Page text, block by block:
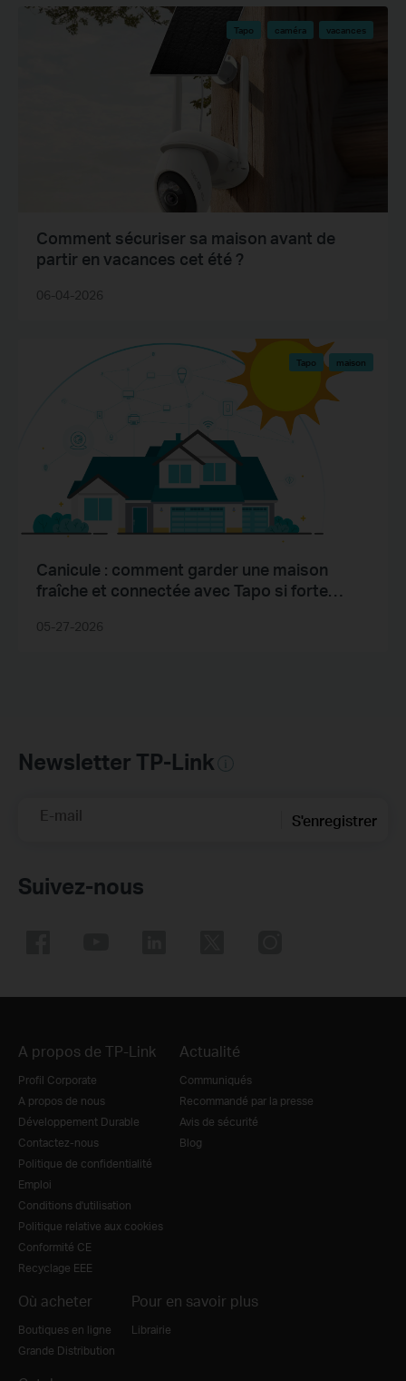
Tapo caméra vacances
Comment sécuriser sa maison avant de
partir en vacances cet été ?
06-04-2026
Tapo maison
Canicule : comment garder une maison
fraîche et connectée avec Tapo si forte
05-27-2026
Newsletter TP-Link
E-mail S'enregistrer
Suivez-nous
A propos de TP-Link
Profil Corporate
A propos de nous
Développement Durable
Contactez-nous
Politique de confidentialité
Emploi
Conditions d'utilisation
Politique relative aux cookies
Conformité CE
Recyclage EEE
Actualité
Communiqués
Recommandé par la presse
Avis de sécurité
Blog
Où acheter
Boutiques en ligne
Grande Distribution
Pour en savoir plus
Librairie